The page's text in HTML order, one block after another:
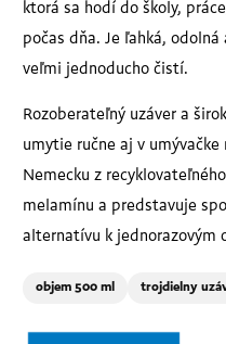
ktorá sa hodí do školy,
počas dňa. Je ľahká,
veľmi jednoducho čistí.
Rozoberateľný uzáver a
umytie ručne aj v
Nemecku z
melamínu a predstavuje
alternatívu k jednorazovým
objem 500 ml trojdielny